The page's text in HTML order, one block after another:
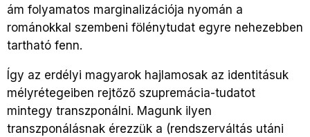
ám folyamatos marginalizációja nyomán a
románokkal szembeni fölénytudat egyre nehezebben
tartható fenn.
Így az erdélyi magyarok hajlamosak az identitásuk
mélyrétegeiben rejtőző szupremácia-tudatot
mintegy transzponálni. Magunk ilyen
transzponálásnak érezzük a (rendszerváltás utáni